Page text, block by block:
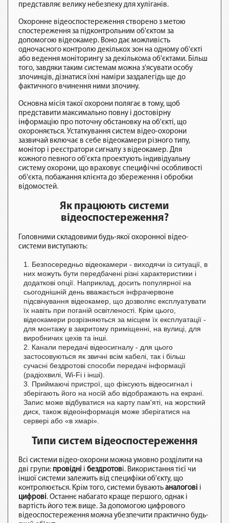
представляє велику небезпеку для хуліганів.
Охоронне відеоспостереження створено з метою
спостереження за підконтрольним об'єктом за
допомогою відеокамер. Воно дає можливість
одночасного контролю декількох зон на одному об'єкті
або ведення моніторингу за декількома об'єктами. Більш
того, завдяки таким системам можна з'ясувати особу
злочинців, дізнатися їхні наміри заздалегідь ще до
фактичного вчинення ними злочину.
Основна місія такої охорони полягає в тому, щоб
представити максимально повну і достовірну
інформацію про поточну обстановку на об'єкті, що
охороняється. Устаткування систем відео-охорони
зазвичай включає в себе відеокамери різного типу,
монітор і реєстратори сигналу з відеокамер. Для
кожного певного об'єкта проектують індивідуальну
систему охорони, що враховує специфічні особливості
об'єкта, побажання клієнта до збереження і обробки
відомостей.
Як працюють системи
відеоспостереження?
Головними складовими будь-якої охоронної відео-
системи виступають:
Безпосередньо відеокамери - виходячи із ситуації, в
них можуть бути передбачені різні характеристики і
додаткові опції. Наприклад, досить популярної на
сьогоднішній день вважається інфрачервоне
підсвічування відеокамер, що дозволяє експлуатувати
їх навіть при поганій освітленості. Крім цього,
відеокамери розрізняються за місцем їх експлуатації -
для монтажу в закритому приміщенні, на вулиці, для
виробничих цехів та інші.
Канали передачі відеосигналу - для цього
застосовуються як звичні всім кабелі, так і більш
сучасні бездротові способи передачі інформації
(радіохвилі, Wi-Fi і інші).
Приймаючі пристрої, що фіксують відеосигнал і
зберігають його на носій або відображають на екрані.
Запис може відбуватися на карту пам'яті, на жорсткий
диск, також відеоінформація може зберігатися на
сервері або «в хмарі».
Типи систем відеоспостереження
Всі системи відео-охорони можна умовно розділити на
дві групи: провідні і бездротові. Використання тієї чи
іншої системи залежить від специфіки об'єкту, що
контролюється. Крім того, системи бувають аналогові і
цифрові. Останнє набагато краще першого, однак і
вартість його теж вище. За допомогою цифрового
відеоспостереження можна убезпечити практично будь-